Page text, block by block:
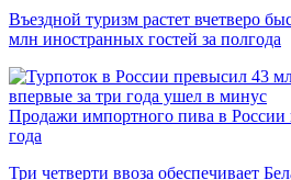
Въездной туризм растет вчетверо
млн иностранных гостей за полгода
Продажи импортного пива в России
года
Три четверти ввоза обеспечивает